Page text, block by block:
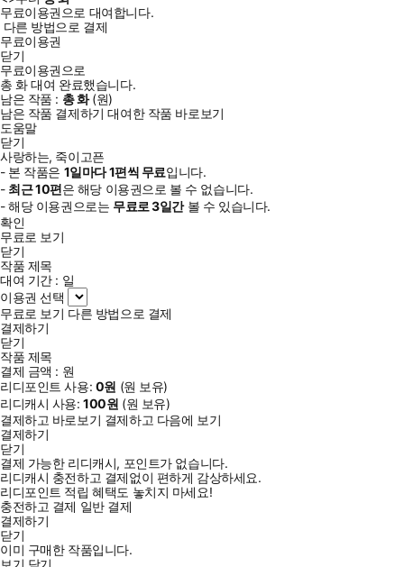
무료이용권으로 대여합니다.
다른 방법으로 결제
무료이용권
닫기
무료이용권으로
총 화대여 완료했습니다.
남은 작품 : 총화(원)
남은 작품 결제하기 대여한 작품 바로보기
도움말
닫기
사랑하는, 죽이고픈
- 본 작품은 1일마다1편씩 무료입니다.
- 최근10편은 해당 이용권으로 볼 수 없습니다.
- 해당 이용권으로는 무료로3일간볼 수 있습니다.
확인
무료로 보기
닫기
작품 제목
대여 기간 : 일
이용권 선택
무료로 보기 다른 방법으로 결제
결제하기
닫기
작품 제목
결제 금액 : 원
리디포인트 사용: 0원 (원 보유)
리디캐시 사용:100원 (원 보유)
결제하고 바로보기 결제하고 다음에 보기
결제하기
닫기
결제 가능한 리디캐시, 포인트가 없습니다.
리디캐시 충전하고 결제없이 편하게 감상하세요.
리디포인트 적립 혜택도 놓치지 마세요!
충전하고 결제 일반 결제
결제하기
닫기
이미 구매한 작품입니다.
보기 닫기